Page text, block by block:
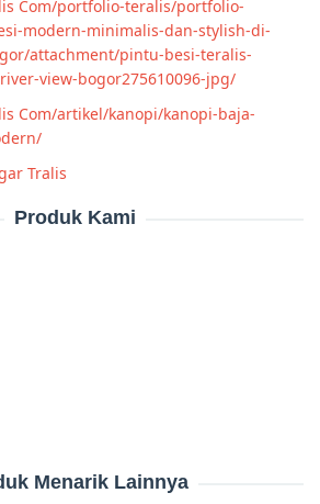
Com/portfolio-teralis/portfolio-
modern-minimalis-dan-stylish-di-
attachment/pintu-besi-teralis-
view-bogor275610096-jpg/
Com/artikel/kanopi/kanopi-baja-
Tralis
Produk Kami
Menarik Lainnya